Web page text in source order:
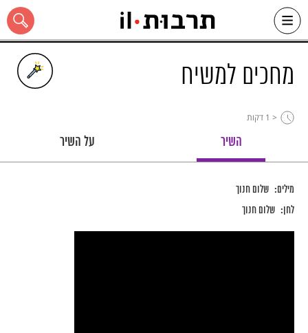
Skip
content
כל האתר
מחכים למשיח
< 1 דקות
השיר על השיר
מילים: שלום חנוך
לחן: שלום חנוך